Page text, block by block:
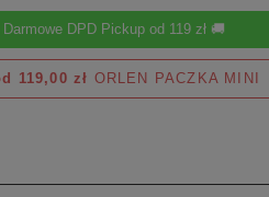
DPD Pickup od 119 zł 🚚
119,00 zł